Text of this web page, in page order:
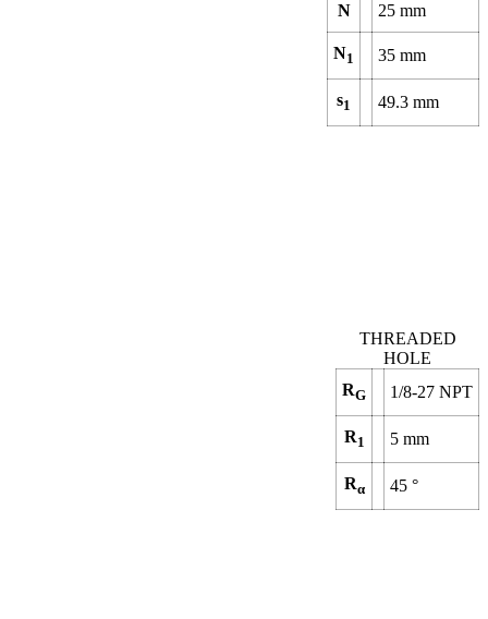
N 25 mm
N1 35 mm
s1 49.3 mm
THREADED
HOLE
RG 1/8-27 NPT
R1 5 mm
Rα 45 °